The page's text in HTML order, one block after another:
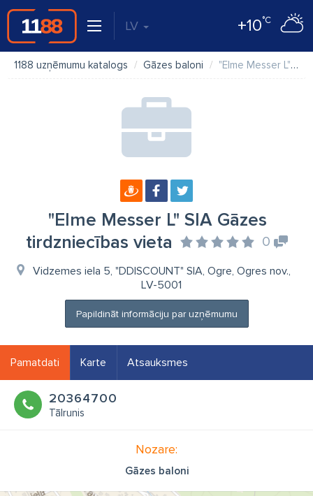
LV +10°C
1188 uzņēmumu katalogs Gāzes baloni "Elme Messer L" SIA Gāzes tirdzniecības vieta
"Elme Messer L" SIA Gāzes
tirdzniecības vieta
0
Vidzemes iela 5, "DDISCOUNT" SIA, Ogre, Ogres nov.,
LV-5001
Papildināt informāciju par uzņēmumu
Pamatdati Karte Atsauksmes
20364700
Tālrunis
Nozare:
Gāzes baloni